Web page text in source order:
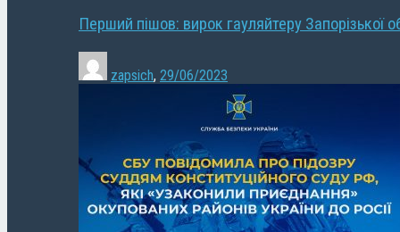
Перший пішов: вирок гауляйтеру Запорізької
zapsich, 29/06/2023